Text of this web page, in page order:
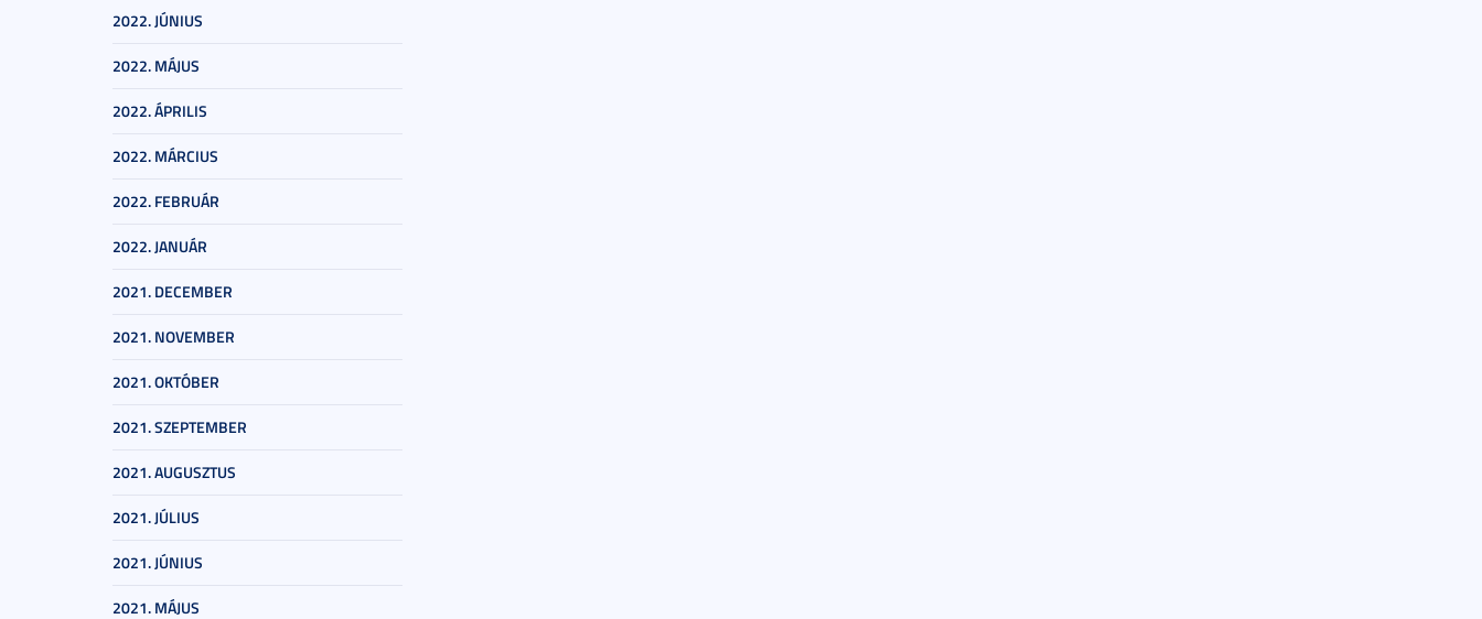
2022. JÚNIUS
2022. MÁJUS
2022. ÁPRILIS
2022. MÁRCIUS
2022. FEBRUÁR
2022. JANUÁR
2021. DECEMBER
2021. NOVEMBER
2021. OKTÓBER
2021. SZEPTEMBER
2021. AUGUSZTUS
2021. JÚLIUS
2021. JÚNIUS
2021. MÁJUS